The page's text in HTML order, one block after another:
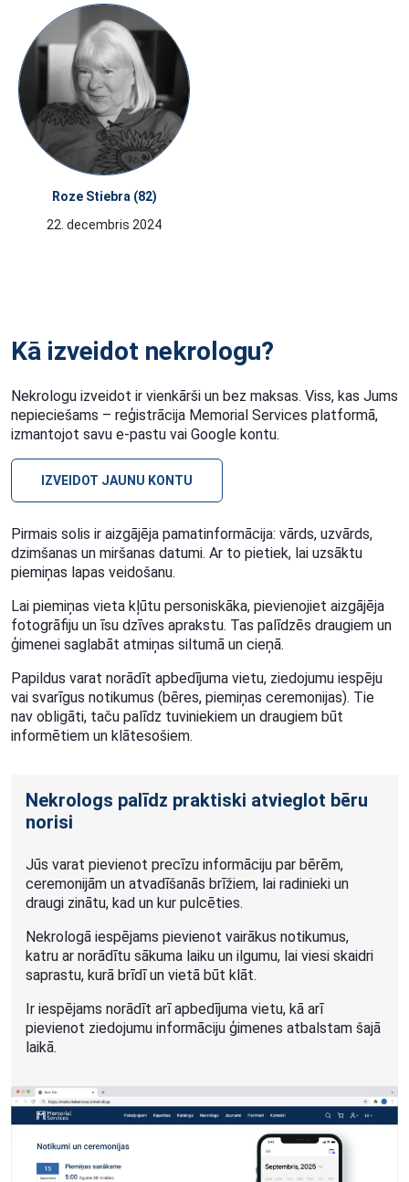
Roze Stiebra (82)
22. decembris 2024
Kā izveidot nekrologu?
Nekrologu izveidot ir vienkārši un bez maksas. Viss, kas Jums
nepieciešams – reģistrācija Memorial Services platformā,
izmantojot savu e-pastu vai Google kontu.
IZVEIDOT JAUNU KONTU
Pirmais solis ir aizgājēja pamatinformācija: vārds, uzvārds,
dzimšanas un miršanas datumi. Ar to pietiek, lai uzsāktu
piemiņas lapas veidošanu.
Lai piemiņas vieta kļūtu personiskāka, pievienojiet aizgājēja
fotogrāfiju un īsu dzīves aprakstu. Tas palīdzēs draugiem un
ģimenei saglabāt atmiņas siltumā un cieņā.
Papildus varat norādīt apbedījuma vietu, ziedojumu iespēju
vai svarīgus notikumus (bēres, piemiņas ceremonijas). Tie
nav obligāti, taču palīdz tuviniekiem un draugiem būt
informētiem un klātesošiem.
Nekrologs palīdz praktiski atvieglot bēru
norisi
Jūs varat pievienot precīzu informāciju par bērēm,
ceremonijām un atvadīšanās brīžiem, lai radinieki un
draugi zinātu, kad un kur pulcēties.
Nekrologā iespējams pievienot vairākus notikumus,
katru ar norādītu sākuma laiku un ilgumu, lai viesi skaidri
saprastu, kurā brīdī un vietā būt klāt.
Ir iespējams norādīt arī apbedījuma vietu, kā arī
pievienot ziedojumu informāciju ģimenes atbalstam šajā
laikā.